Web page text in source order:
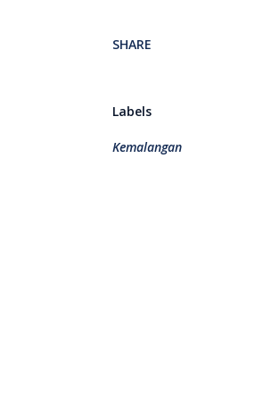
SHARE
Labels
Kemalangan